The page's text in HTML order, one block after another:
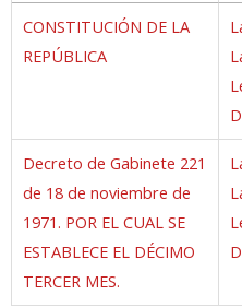
CONSTITUCIÓN DE LA
REPÚBLICA
Decreto de Gabinete 221
de 18 de noviembre de
1971. POR EL CUAL SE
ESTABLECE EL DÉCIMO
TERCER MES.